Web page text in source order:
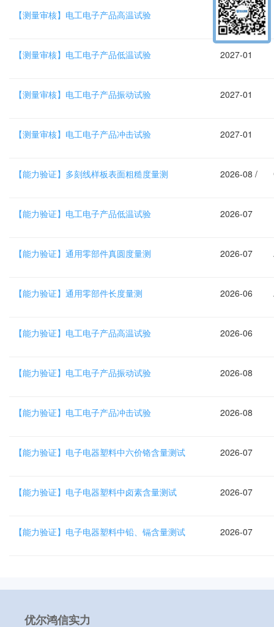
【测量审核】电工电子产品高温试验 2027-01
【测量审核】电工电子产品低温试验 2027-01
【测量审核】电工电子产品振动试验 2027-01
【测量审核】电工电子产品冲击试验 2027-01
【能力验证】多刻线样板表面粗糙度量测 2026-08 /
【能力验证】电工电子产品低温试验 2026-07
【能力验证】通用零部件真圆度量测 2026-07
【能力验证】通用零部件长度量测 2026-06
【能力验证】电工电子产品高温试验 2026-06
【能力验证】电工电子产品振动试验 2026-08
【能力验证】电工电子产品冲击试验 2026-08
【能力验证】电子电器塑料中六价铬含量测试 2026-07
【能力验证】电子电器塑料中卤素含量测试 2026-07
【能力验证】电子电器塑料中铅、镉含量测试 2026-07
优尔鸿信实力